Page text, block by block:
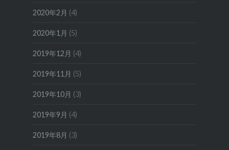
2020年2月 (4)
2020年1月 (5)
2019年12月 (4)
2019年11月 (5)
2019年10月 (3)
2019年9月 (4)
2019年8月 (3)